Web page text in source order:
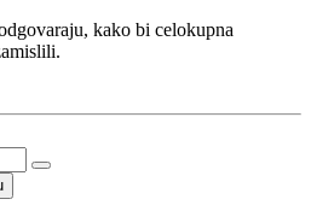
kako bi celokupna